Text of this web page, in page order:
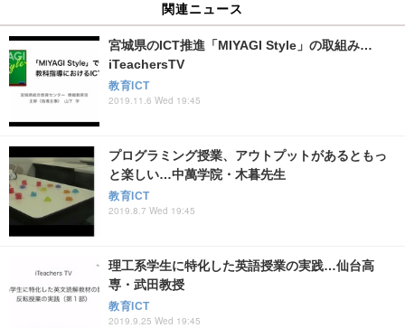
関連ニュース
宮城県のICT推進「MIYAGI Style」の取組み…
iTeachersTV
教育ICT
2019.11.6 Wed 19:45
プログラミング授業、アウトプットがあるともっ
と楽しい…中萬学院・木暮先生
教育ICT
2019.8.7 Wed 19:45
理工系学生に特化した英語授業の実践…仙台高
専・武田教授
教育ICT
2019.9.25 Wed 19:45